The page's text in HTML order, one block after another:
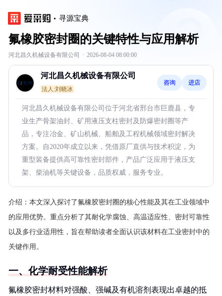
寻源宝典
氟橡胶密封圈的关键特性与应用解析
河北昌久机械设备有限公司 · 2026-08-04 08:00:00
河北昌久机械设备有限公司
法人:刘晓冰
咨询 进店
河北昌久机械设备有限公司位于河北省邢台市巨鹿县，专
业生产骨架油封、矿用液压支柱密封及防爆密封圈等产
品，专注冶金、矿山机械、船舶及工程机械领域密封解决
方案。自2020年成立以来，凭借原厂直供与技术积淀，为
重型装备提供高可靠性密封部件，产品广泛应用于液压支
架、柴油机等关键设备，品质权威，服务专业。
介绍： 本文深入探讨了氟橡胶密封圈的核心性能及其在工业领域中
的应用优势。重点分析了其耐化学腐蚀、高温适应性、密封可靠性
以及多行业适用性，旨在帮助读者全面认识该材料在工业密封中的
关键作用。
一、化学耐受性能解析
氟橡胶密封材料对强酸、强碱及有机溶剂表现出卓越的抵